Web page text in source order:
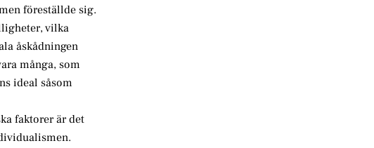
föreställde sig.
vilka
åskådningen
många, som
ideal såsom
faktorer är det